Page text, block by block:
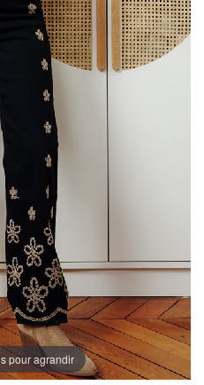
pour agrandir